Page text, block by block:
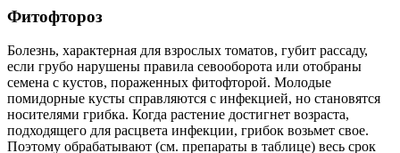
Фитофтороз
Болезнь, характерная для взрослых томатов, губит рассаду,
если грубо нарушены правила севооборота или отобраны
семена с кустов, пораженных фитофторой. Молодые
помидорные кусты справляются с инфекцией, но становятся
носителями грибка. Когда растение достигнет возраста,
подходящего для расцвета инфекции, грибок возьмет свое.
Поэтому обрабатывают (см. препараты в таблице) весь срок